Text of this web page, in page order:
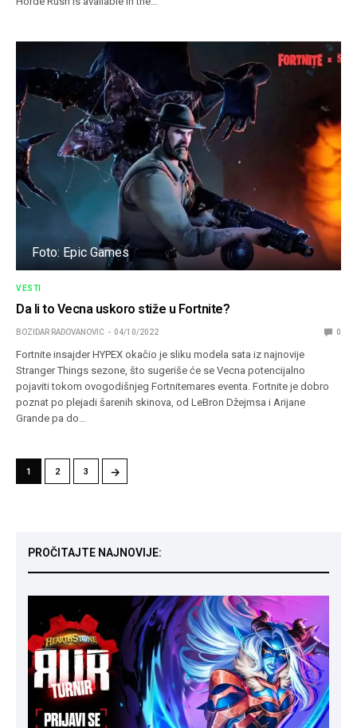
Foto: Epic Games
VESTI
Da li to Vecna uskoro stiže u Fortnite?
BOZIDAR RADOVANOVIC 04/10/2022 0
Fortnite insajder HYPEX okačio je sliku modela sata iz najnovije
Stranger Things sezone, što sugeriše će se Vecna potencijalno
pojaviti tokom ovogodišnjeg Fortnitemares eventa. Fortnite je dobro
poznat po plejadi šarenih skinova, od LeBron Džejmsa i Arijane
Grande pa do…
1 2 3 →
PROČITAJTE NAJNOVIJE: